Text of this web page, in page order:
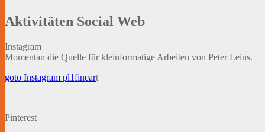
Aktivitäten Social Web
Instagram
Momentan die Quelle für kleinformatige Arbeiten von Peter Leins.
goto Instagram pl1fineart
Pinterest